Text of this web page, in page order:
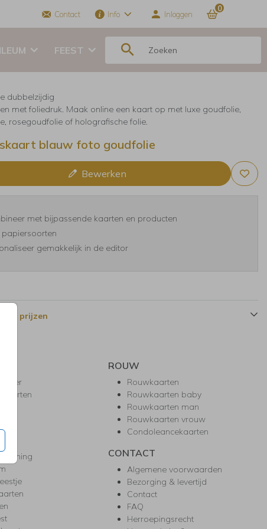
Contact Info Inloggen
0
FEEST
dubbelzijdig
met foliedruk. Maak online een kaart op met luxe goudfolie,
rosegoudfolie of holografische folie.
blauw foto goudfolie
Bewerken
met bijpassende kaarten en producten
papiersoorten
gemakkelijk in de editor
en prijzen
ROUW
Rouwkaarten
Rouwkaarten baby
Rouwkaarten man
Rouwkaarten vrouw
Condoleancekaarten
CONTACT
Algemene voorwaarden
Bezorging & levertijd
Contact
FAQ
Herroepingsrecht